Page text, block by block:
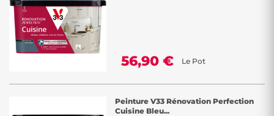
56,90 € Le Pot
Peinture V33 Rénovation Perfection
Cuisine Bleu...